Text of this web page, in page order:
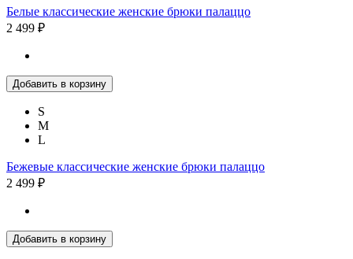
Белые классические женские брюки палаццо
2 499 ₽
Добавить в корзину
S
M
L
Бежевые классические женские брюки палаццо
2 499 ₽
Добавить в корзину